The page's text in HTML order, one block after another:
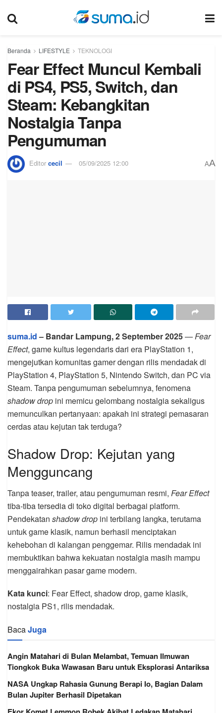
Beranda LIFESTYLE TEKNOLOGI
Fear Effect Muncul Kembali
di PS4, PS5, Switch, dan
Steam: Kebangkitan
Nostalgia Tanpa
Pengumuman
Editor cecil 05/09/2025 12:00 AA
suma.id– Bandar Lampung, 2 September 2025—Fear
Effect, game kultus legendaris dari era PlayStation 1,
mengejutkan komunitas gamer dengan rilis mendadak di
PlayStation 4, PlayStation 5, Nintendo Switch, dan PC via
Steam. Tanpa pengumuman sebelumnya, fenomena
shadow drop ini memicu gelombang nostalgia sekaligus
memunculkan pertanyaan: apakah ini strategi pemasaran
cerdas atau kejutan tak terduga?
Shadow Drop: Kejutan yang
Mengguncang
Tanpa teaser, trailer, atau pengumuman resmi, Fear Effect
tiba-tiba tersedia di toko digital berbagai platform.
Pendekatan shadow drop ini terbilang langka, terutama
untuk game klasik, namun berhasil menciptakan
kehebohan di kalangan penggemar. Rilis mendadak ini
membuktikan bahwa kekuatan nostalgia masih mampu
menggairahkan pasar game modern.
Kata kunci: Fear Effect, shadow drop, game klasik,
nostalgia PS1, rilis mendadak.
BacaJuga
Angin Matahari di Bulan Melambat, Temuan Ilmuwan
Tiongkok Buka Wawasan Baru untuk Eksplorasi Antariksa
NASA Ungkap Rahasia Gunung Berapi Io, Bagian Dalam
Bulan Jupiter Berhasil Dipetakan